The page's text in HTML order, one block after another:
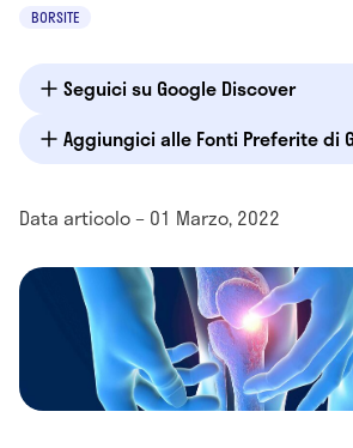
BORSITE
Seguici su Google Discover
Aggiungici alle Fonti Preferite di
Data articolo – 01 Marzo, 2022